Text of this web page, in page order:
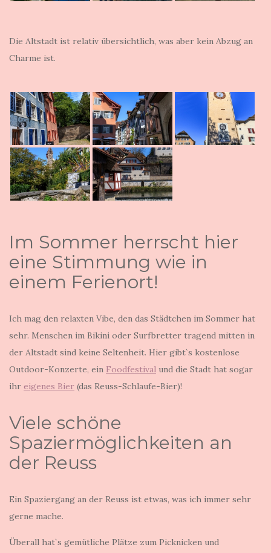
Die Altstadt ist relativ übersichtlich, was aber kein Abzug an
Charme ist.
Im Sommer herrscht hier
eine Stimmung wie in
einem Ferienort!
Ich mag den relaxten Vibe, den das Städtchen im Sommer hat
sehr. Menschen im Bikini oder Surfbretter tragend mitten in
der Altstadt sind keine Seltenheit. Hier gibt`s kostenlose
Outdoor-Konzerte, ein Foodfestival und die Stadt hat sogar
ihr eigenes Bier (das Reuss-Schlaufe-Bier)!
Viele schöne
Spaziermöglichkeiten an
der Reuss
Ein Spaziergang an der Reuss ist etwas, was ich immer sehr
gerne mache.
Überall hat`s gemütliche Plätze zum Picknicken und